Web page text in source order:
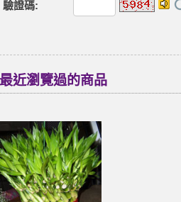
驗證碼:
最近瀏覽過的商品